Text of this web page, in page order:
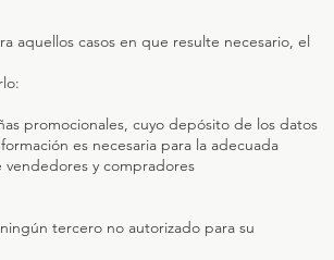
aquellos casos en que resulte necesario, el
promocionales, cuyo depósito de los datos
es necesaria para la adecuada
y compradores
tercero no autorizado para su